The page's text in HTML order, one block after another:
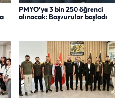
PMYO’ya 3 bin 250 öğrenci
alınacak: Başvurular başladı